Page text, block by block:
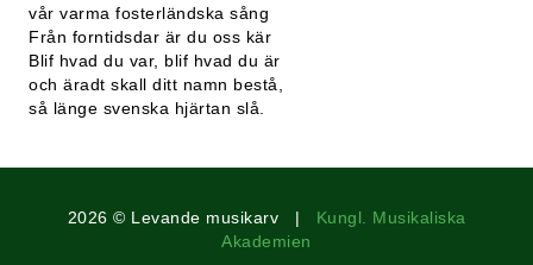
vår varma fosterländska sång
Från forntidsdar är du oss kär
Blif hvad du var, blif hvad du är
och äradt skall ditt namn bestå,
så länge svenska hjärtan slå.
2026 © Levande musikarv | Kungl. Musikaliska
Akademien